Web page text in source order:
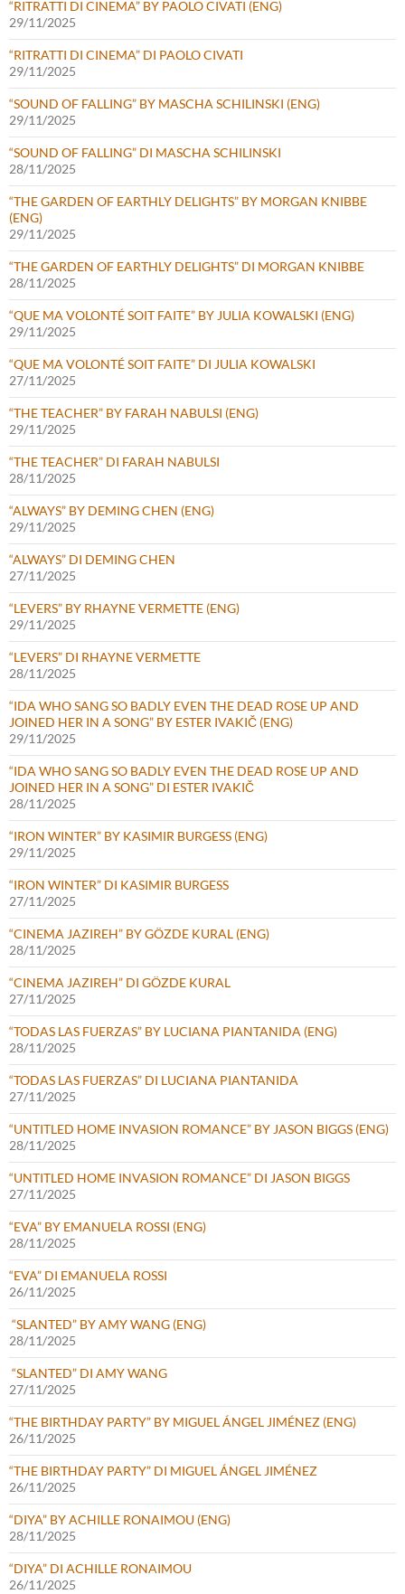
“RITRATTI DI CINEMA” BY PAOLO CIVATI (ENG)
29/11/2025
“RITRATTI DI CINEMA” DI PAOLO CIVATI
29/11/2025
“SOUND OF FALLING” BY MASCHA SCHILINSKI (ENG)
29/11/2025
“SOUND OF FALLING” DI MASCHA SCHILINSKI
28/11/2025
“THE GARDEN OF EARTHLY DELIGHTS” BY MORGAN KNIBBE
(ENG)
29/11/2025
“THE GARDEN OF EARTHLY DELIGHTS” DI MORGAN KNIBBE
28/11/2025
“QUE MA VOLONTÉ SOIT FAITE” BY JULIA KOWALSKI (ENG)
29/11/2025
“QUE MA VOLONTÉ SOIT FAITE” DI JULIA KOWALSKI
27/11/2025
“THE TEACHER” BY FARAH NABULSI (ENG)
29/11/2025
“THE TEACHER” DI FARAH NABULSI
28/11/2025
“ALWAYS” BY DEMING CHEN (ENG)
29/11/2025
“ALWAYS” DI DEMING CHEN
27/11/2025
“LEVERS” BY RHAYNE VERMETTE (ENG)
29/11/2025
“LEVERS” DI RHAYNE VERMETTE
28/11/2025
“IDA WHO SANG SO BADLY EVEN THE DEAD ROSE UP AND
JOINED HER IN A SONG” BY ESTER IVAKIČ (ENG)
29/11/2025
“IDA WHO SANG SO BADLY EVEN THE DEAD ROSE UP AND
JOINED HER IN A SONG” DI ESTER IVAKIČ
28/11/2025
“IRON WINTER” BY KASIMIR BURGESS (ENG)
29/11/2025
“IRON WINTER” DI KASIMIR BURGESS
27/11/2025
“CINEMA JAZIREH” BY GÖZDE KURAL (ENG)
28/11/2025
“CINEMA JAZIREH” DI GÖZDE KURAL
27/11/2025
“TODAS LAS FUERZAS” BY LUCIANA PIANTANIDA (ENG)
28/11/2025
“TODAS LAS FUERZAS” DI LUCIANA PIANTANIDA
27/11/2025
“UNTITLED HOME INVASION ROMANCE” BY JASON BIGGS (ENG)
28/11/2025
“UNTITLED HOME INVASION ROMANCE” DI JASON BIGGS
27/11/2025
“EVA” BY EMANUELA ROSSI (ENG)
28/11/2025
“EVA” DI EMANUELA ROSSI
26/11/2025
“SLANTED” BY AMY WANG (ENG)
28/11/2025
“SLANTED” DI AMY WANG
27/11/2025
“THE BIRTHDAY PARTY” BY MIGUEL ÁNGEL JIMÉNEZ (ENG)
26/11/2025
“THE BIRTHDAY PARTY” DI MIGUEL ÁNGEL JIMÉNEZ
26/11/2025
“DIYA” BY ACHILLE RONAIMOU (ENG)
28/11/2025
“DIYA” DI ACHILLE RONAIMOU
26/11/2025